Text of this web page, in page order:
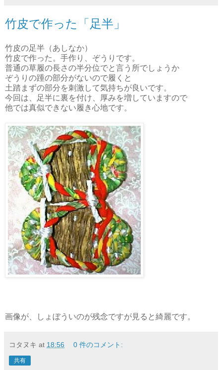
竹皮で作った「足半」
竹皮の足半（あしなか）
竹皮で作った。手作り、ぞうりです。
普通の草履の長さの半分位でと言う所でしょうか
ぞうりの踵の部分がないので履くと
土踏まずの部分を刺激して気持ちが良いです。
今回は、足半に裏を付け、厚みを増していますので
他では真似できない履き心地です。
画像が、しょぼういのが残念ですが見ると綺麗です。
コタヌキ at 18:56 0 件のコメント:
共有